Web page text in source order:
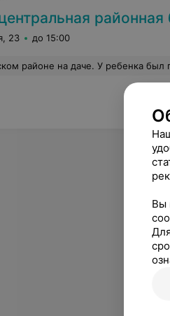
районная
23 до 15:00
Обратились в Мядельскую ЦРБ. Приняли без проблем и вопросов. Стоматолог быстро обработала
Вы